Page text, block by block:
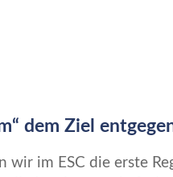
dem Ziel
wir im ESC die erste